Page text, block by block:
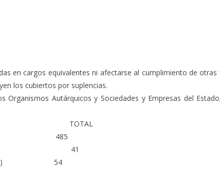
en cargos equivalentes ni afectarse al cumplimiento de
los cubiertos por suplencias.
Organismos Autárquicos y Sociedades y Empresas del
(IPS) 485
S.E. 41
(ENREJA) 54